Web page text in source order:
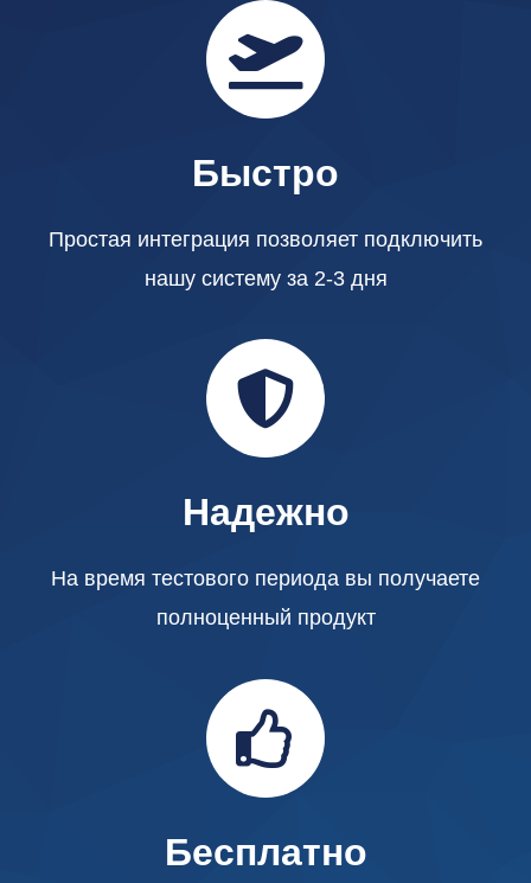
Быстро
Простая интеграция позволяет подключить
нашу систему за 2-3 дня
Надежно
На время тестового периода вы получаете
полноценный продукт
Бесплатно